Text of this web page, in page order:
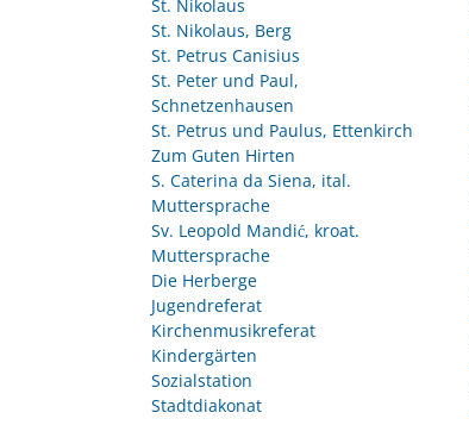
St. Nikolaus
St. Nikolaus, Berg
St. Petrus Canisius
St. Peter und Paul,
Schnetzenhausen
St. Petrus und Paulus, Ettenkirch
Zum Guten Hirten
S. Caterina da Siena, ital.
Muttersprache
Sv. Leopold Mandić, kroat.
Muttersprache
Die Herberge
Jugendreferat
Kirchenmusikreferat
Kindergärten
Sozialstation
Stadtdiakonat